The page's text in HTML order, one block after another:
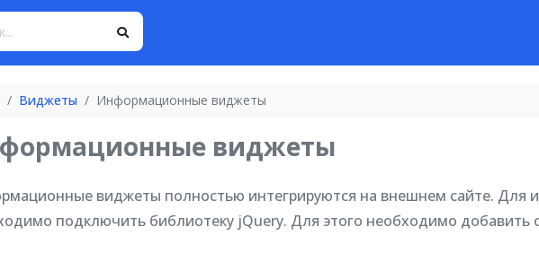
Виджеты Информационные виджеты
виджеты
виджеты полностью интегрируются на внешнем сайте. Для
подключить библиотеку jQuery. Для этого необходимо